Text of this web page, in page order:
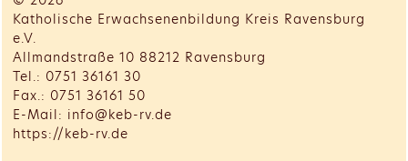
Katholische Erwachsenenbildung Kreis Ravensburg
e.V.
Allmandstraße 10 88212 Ravensburg
Tel.: 0751 36161 30
Fax.: 0751 36161 50
E-Mail: info@keb-rv.de
https://keb-rv.de